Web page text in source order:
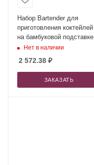
Набор Bartender для
приготовления коктейлей
на бамбуковой подставке
(Р)Нет в наличии
2 572.38 ₽
ЗАКАЗАТЬ